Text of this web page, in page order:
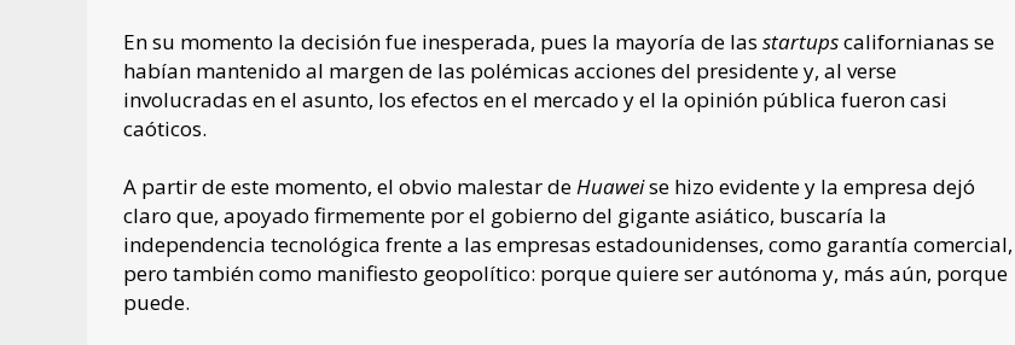
En su momento la decisión fue inesperada, pues la mayoría de las startupscalifornianas se
habían mantenido al margen de las polémicas acciones del presidente y, al verse
involucradas en el asunto, los efectos en el mercado y el la opinión pública fueron casi
caóticos.
A partir de este momento, el obvio malestar deHuaweise hizo evidente y la empresa dejó
claro que, apoyado firmemente por el gobierno del gigante asiático, buscaría la
independencia tecnológica frente a las empresas estadounidenses, como garantía comercial,
pero también como manifiesto geopolítico: porque quiere ser autónoma y, más aún, porque
puede.